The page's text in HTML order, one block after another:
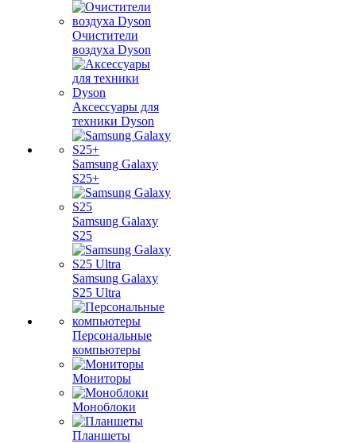
Очистители
воздуха Dyson
Аксессуары для
техники Dyson
Samsung Galaxy
S25+
Samsung Galaxy
S25
Samsung Galaxy
S25 Ultra
Персональные
компьютеры
Мониторы
Моноблоки
Планшеты